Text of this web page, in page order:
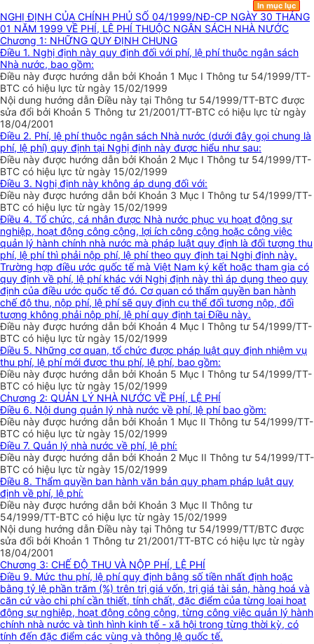
In mục lục
NGHỊ ĐỊNH CỦA CHÍNH PHỦ SỐ 04/1999/NĐ-CP NGÀY 30 THÁNG
01 NĂM 1999 VỀ PHÍ, LỆ PHÍ THUỘC NGÂN SÁCH NHÀ NƯỚC
Chương 1: NHỮNG QUY ĐỊNH CHUNG
Điều 1. Nghị định này quy định đối với phí, lệ phí thuộc ngân sách
Nhà nước, bao gồm:
Điều này được hướng dẫn bởi Khoản 1 Mục I Thông tư 54/1999/TT-
BTC có hiệu lực từ ngày 15/02/1999
Nội dung hướng dẫn Điều này tại Thông tư 54/1999/TT-BTC được
sửa đổi bởi Khoản 5 Thông tư 21/2001/TT-BTC có hiệu lực từ ngày
18/04/2001
Điều 2. Phí, lệ phí thuộc ngân sách Nhà nước (dưới đây gọi chung là
phí, lệ phí) quy định tại Nghị định này được hiểu như sau:
Điều này được hướng dẫn bởi Khoản 2 Mục I Thông tư 54/1999/TT-
BTC có hiệu lực từ ngày 15/02/1999
Điều 3. Nghị định này không áp dụng đối với:
Điều này được hướng dẫn bởi Khoản 3 Mục I Thông tư 54/1999/TT-
BTC có hiệu lực từ ngày 15/02/1999
Điều 4. Tổ chức, cá nhân được Nhà nước phục vụ hoạt động sự
nghiệp, hoạt động công cộng, lợi ích công cộng hoặc công việc
quản lý hành chính nhà nước mà pháp luật quy định là đối tượng thu
phí, lệ phí thì phải nộp phí, lệ phí theo quy định tại Nghị định này.
Trường hợp điều ước quốc tế mà Việt Nam ký kết hoặc tham gia có
quy định về phí, lệ phí khác với Nghị định này thì áp dụng theo quy
định của điều ước quốc tế đó. Cơ quan có thẩm quyền ban hành
chế độ thu, nộp phí, lệ phí sẽ quy định cụ thể đối tượng nộp, đối
tượng không phải nộp phí, lệ phí quy định tại Điều này.
Điều này được hướng dẫn bởi Khoản 4 Mục I Thông tư 54/1999/TT-
BTC có hiệu lực từ ngày 15/02/1999
Điều 5. Những cơ quan, tổ chức được pháp luật quy định nhiệm vụ
thu phí, lệ phí mới được thu phí, lệ phí, bao gồm:
Điều này được hướng dẫn bởi Khoản 5 Mục I Thông tư 54/1999/TT-
BTC có hiệu lực từ ngày 15/02/1999
Chương 2: QUẢN LÝ NHÀ NƯỚC VỀ PHÍ, LỆ PHÍ
Điều 6. Nội dung quản lý nhà nước về phí, lệ phí bao gồm:
Điều này được hướng dẫn bởi Khoản 1 Mục II Thông tư 54/1999/TT-
BTC có hiệu lực từ ngày 15/02/1999
Điều 7. Quản lý nhà nước về phí, lệ phí:
Điều này được hướng dẫn bởi Khoản 2 Mục II Thông tư 54/1999/TT-
BTC có hiệu lực từ ngày 15/02/1999
Điều 8. Thẩm quyền ban hành văn bản quy phạm pháp luật quy
định về phí, lệ phí:
Điều này được hướng dẫn bởi Khoản 3 Mục II Thông tư
54/1999/TT-BTC có hiệu lực từ ngày 15/02/1999
Nội dung hướng dẫn Điều này tại Thông tư 54/1999/TT/BTC được
sửa đổi bởi Khoản 1 Thông tư 21/2001/TT-BTC có hiệu lực từ ngày
18/04/2001
Chương 3: CHẾ ĐỘ THU VÀ NỘP PHÍ, LỆ PHÍ
Điều 9. Mức thu phí, lệ phí quy định bằng số tiền nhất định hoặc
bằng tỷ lệ phần trăm (%) trên trị giá vốn, trị giá tài sản, hàng hoá và
căn cứ vào chi phí cần thiết, tính chất, đặc điểm của từng loại hoạt
động sự nghiệp, hoạt động công cộng, từng công việc quản lý hành
chính nhà nước và tình hình kinh tế - xã hội trong từng thời kỳ, có
tính đến đặc điểm các vùng và thông lệ quốc tế.